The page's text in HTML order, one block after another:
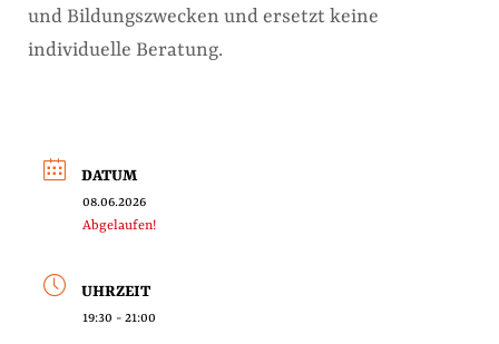
und Bildungszwecken und ersetzt keine
individuelle Beratung.
DATUM
08.06.2026
Abgelaufen!
UHRZEIT
19:30 - 21:00